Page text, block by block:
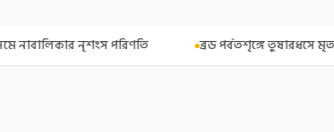
ব্রড পর্বতশৃঙ্গে তুষারধসে মৃত নির্মল পুরজা! নিশ্চিত করল